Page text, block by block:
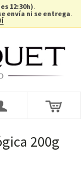
12:30h).
envía ni se entrega.
200g